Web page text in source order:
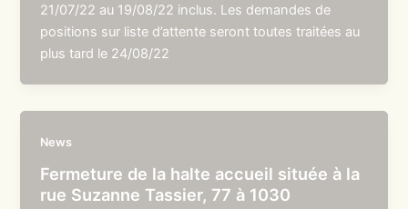
21/07/22 au 19/08/22 inclus. Les demandes de
positions sur liste d’attente seront toutes traitées au
plus tard le 24/08/22
News
Fermeture de la halte accueil située à la
rue Suzanne Tassier, 77 à 1030